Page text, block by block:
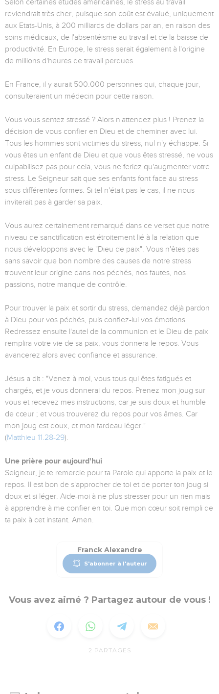
Selon certaines études américaines, le stress au travail
reviendrait très cher, puisque son coût est évalué, uniquement
aux Etats-Unis, à 200 milliards de dollars par an, en raison des
soins médicaux, de l'absentéisme au travail et de la baisse de
productivité. En Europe, le stress serait également à l'origine
de millions d'heures de travail perdues.
En France, il y aurait 500.000 personnes qui, chaque jour,
consulteraient un médecin pour cette raison.
Vous vous sentez stressé ? Alors n'attendez plus ! Prenez la
décision de vous confier en Dieu et de cheminer avec lui.
Tous les hommes sont victimes du stress, nul n'y échappe. Si
vous êtes un enfant de Dieu et que vous êtes stressé, ne vous
culpabilisez pas pour cela, vous ne feriez qu'augmenter votre
stress. Le Seigneur sait que ses enfants font face au stress
sous différentes formes. Si tel n'était pas le cas, il ne nous
inviterait pas à garder sa paix.
Vous aurez certainement remarqué dans ce verset que notre
niveau de sanctification est étroitement lié à la relation que
nous développons avec le "Dieu de paix". Vous n'êtes pas
sans savoir que bon nombre des causes de notre stress
trouvent leur origine dans nos péchés, nos fautes, nos
passions, notre manque de contrôle.
Pour trouver la paix et sortir du stress, demandez déjà pardon
à Dieu pour vos péchés, puis confiez-lui vos émotions.
Redressez ensuite l'autel de la communion et le Dieu de paix
remplira votre vie de sa paix, vous donnera le repos. Vous
avancerez alors avec confiance et assurance.
Jésus a dit : "Venez à moi, vous tous qui êtes fatigués et
chargés, et je vous donnerai du repos. Prenez mon joug sur
vous et recevez mes instructions, car je suis doux et humble
de cœur ; et vous trouverez du repos pour vos âmes. Car
mon joug est doux, et mon fardeau léger."
(Matthieu 11.28-29).
Une prière pour aujourd'hui
Seigneur, je te remercie pour ta Parole qui apporte la paix et le
repos. Il est bon de s'approcher de toi et de porter ton joug si
doux et si léger. Aide-moi à ne plus stresser pour un rien mais
à apprendre à me confier en toi. Que mon cœur soit rempli de
ta paix à cet instant. Amen.
Franck Alexandre
S'abonner à l'auteur
Vous avez aimé ? Partagez autour de vous !
2 PARTAGES